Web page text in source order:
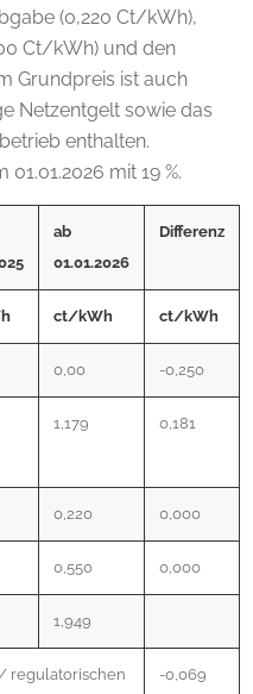
(0,220 Ct/kWh),
Ct/kWh) und den
Grundpreis ist auch
Netzentgelt sowie das
enthalten.
mit 19 %.
ab
01.01.2026
Differenz
ct/kWh ct/kWh
0,00 -0,250
1,179 0,181
0,220 0,000
0,550 0,000
1,949
regulatorischen
-0,069